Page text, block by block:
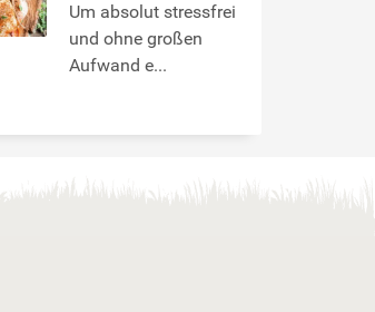
Um absolut stressfrei
und ohne großen
Aufwand e...